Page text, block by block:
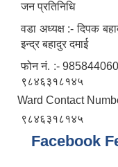
जन
वडा अध्यक्ष :-
इन्द्र बहादुर दमाई
फोन नं. :-
९८४६३१८१४५
Ward Contact
९८४६३१८१४५
Facebook